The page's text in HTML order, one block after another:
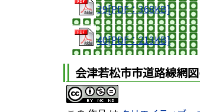
39[PDF：368KB]
40[PDF：213KB]
会津若松市市道路線網